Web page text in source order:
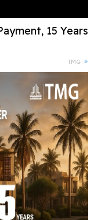
15 Years
TMG